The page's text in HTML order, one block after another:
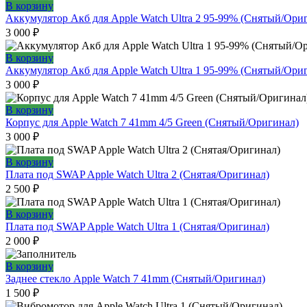
В корзину
Аккумулятор Акб для Apple Watch Ultra 2 95-99% (Снятый/
3 000 ₽
В корзину
Аккумулятор Акб для Apple Watch Ultra 1 95-99% (Снятый/
3 000 ₽
В корзину
Корпус для Apple Watch 7 41mm 4/5 Green (Снятый/Оригинал)
3 000 ₽
В корзину
Плата под SWAP Apple Watch Ultra 2 (Снятая/Оригинал)
2 500 ₽
В корзину
Плата под SWAP Apple Watch Ultra 1 (Снятая/Оригинал)
2 000 ₽
В корзину
Заднее стекло Apple Watch 7 41mm (Снятый/Оригинал)
1 500 ₽